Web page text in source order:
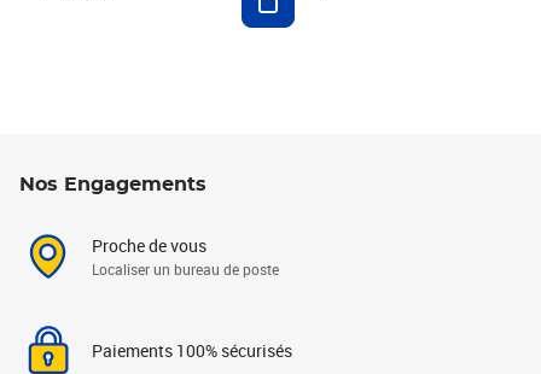
Nos Engagements
Proche de vous
Localiser un bureau de poste
Paiements 100% sécurisés